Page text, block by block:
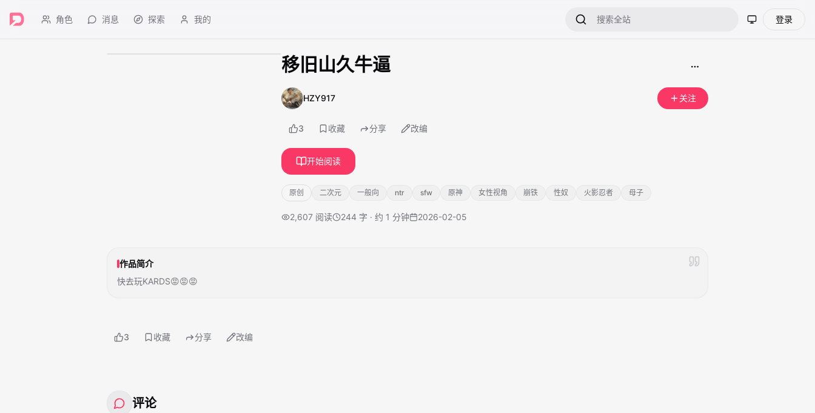
角色 消息 探索 我的 登录
移旧山久牛逼
HZY917 关注
3 收藏 分享 改编
开始阅读
原创 二次元 一般向 ntr sfw 原神 女性视角 崩铁 性奴 火影忍者 母子
2,607 阅读 244 字 · 约 1 分钟 2026-02-05
作品简介
快去玩KARDS😡😡😡
3 收藏 分享 改编
评论